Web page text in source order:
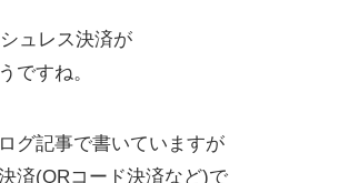
ュレス決済が
ですね。
グ記事で書いていますが
済(QRコード決済など)で